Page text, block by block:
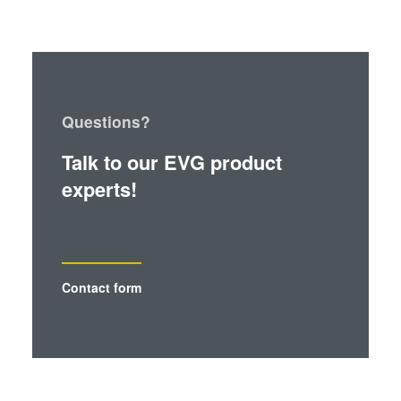
Talk to our EVG product
experts!
Questions?
Contact form